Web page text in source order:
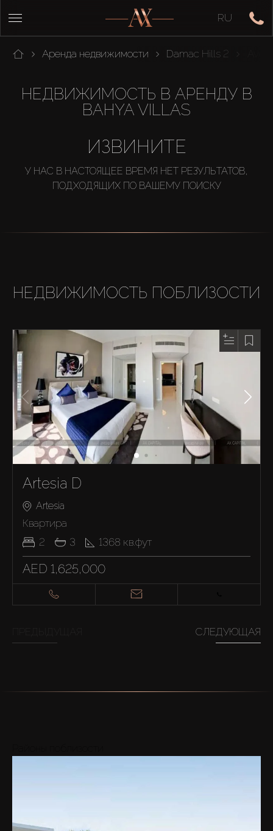
RU
Аренда недвижимости Damac Hills 2
НЕДВИЖИМОСТЬ В АРЕНДУ В
BAHYA VILLAS
ИЗВИНИТЕ
У НАС В НАСТОЯЩЕЕ ВРЕМЯ НЕТ РЕЗУЛЬТАТОВ,
ПОДХОДЯЩИХ ПО ВАШЕМУ ПОИСКУ
НЕДВИЖИМОСТЬ ПОБЛИЗОСТИ
Artesia D
Artesia
Квартира
2
3 1368 кв.фут
AED 1,625,000
СЛЕДУЮЩАЯ